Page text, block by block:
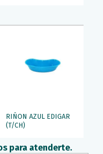
para atenderte.
RIÑON AZUL EDIGAR
(T/CH)